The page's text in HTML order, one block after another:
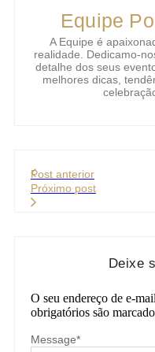
Equipe
A Equipe é
realidade. Dedicamo-
detalhe dos seus
melhores dicas,
Post anterior
Próximo post
Deixe
O seu endereço de e-
obrigatórios são
Message*